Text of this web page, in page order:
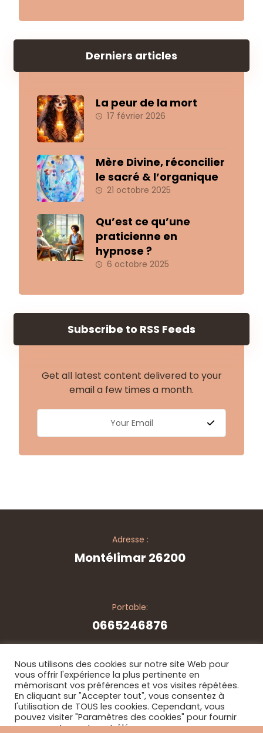
Derniers articles
La peur de la mort
17 février 2026
Mère Divine, réconcilier
le sacré & l’organique
21 octobre 2025
Qu’est ce qu’une
praticienne en
hypnose ?
6 octobre 2025
Subscribe to RSS Feeds
Get all latest content delivered to your
email a few times a month.
Adresse :
Montélimar 26200
Portable:
0665246876
© Copyright 2026. Tous les droits sont réservés - par
JixsPerformance
Nous utilisons des cookies sur notre site Web pour
vous offrir l'expérience la plus pertinente en
mémorisant vos préférences et vos visites répétées.
En cliquant sur "Accepter tout", vous consentez à
l'utilisation de TOUS les cookies. Cependant, vous
pouvez visiter "Paramètres des cookies" pour fournir
un consentement contrôlé.